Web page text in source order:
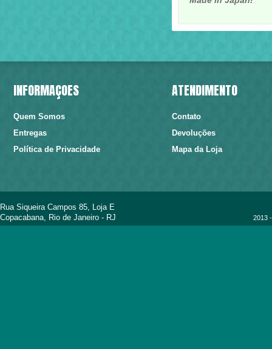
INFORMAÇÕES
Quem Somos
Entregas
Política de Privacidade
ATENDIMENTO
Contato
Devoluções
Mapa da Loja
Rua Siqueira Campos 85, Loja E
Copacabana, Rio de Janeiro - RJ
2013